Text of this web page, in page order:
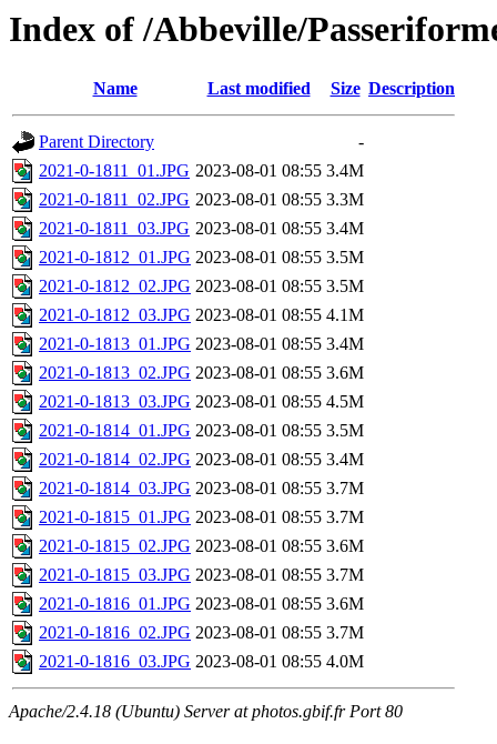
Index of /Abbeville/
Name Last modified Size Description
Parent Directory
-
2021-0-1811_01.JPG 2023-08-01 08:55 3.4M
2021-0-1811_02.JPG 2023-08-01 08:55 3.3M
2021-0-1811_03.JPG 2023-08-01 08:55 3.4M
2021-0-1812_01.JPG 2023-08-01 08:55 3.5M
2021-0-1812_02.JPG 2023-08-01 08:55 3.5M
2021-0-1812_03.JPG 2023-08-01 08:55 4.1M
2021-0-1813_01.JPG 2023-08-01 08:55 3.4M
2021-0-1813_02.JPG 2023-08-01 08:55 3.6M
2021-0-1813_03.JPG 2023-08-01 08:55 4.5M
2021-0-1814_01.JPG 2023-08-01 08:55 3.5M
2021-0-1814_02.JPG 2023-08-01 08:55 3.4M
2021-0-1814_03.JPG 2023-08-01 08:55 3.7M
2021-0-1815_01.JPG 2023-08-01 08:55 3.7M
2021-0-1815_02.JPG 2023-08-01 08:55 3.6M
2021-0-1815_03.JPG 2023-08-01 08:55 3.7M
2021-0-1816_01.JPG 2023-08-01 08:55 3.6M
2021-0-1816_02.JPG 2023-08-01 08:55 3.7M
2021-0-1816_03.JPG 2023-08-01 08:55 4.0M
Apache/2.4.18 (Ubuntu) Server at photos.gbif.fr Port 80